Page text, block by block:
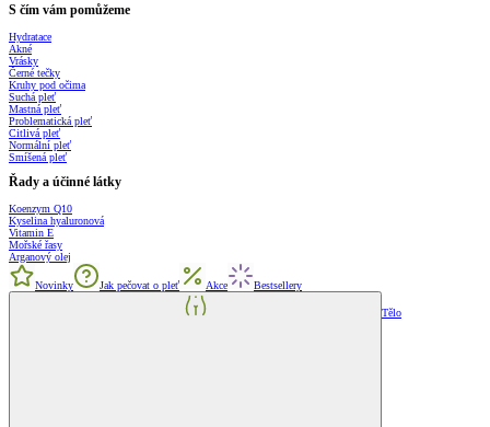
S čím vám pomůžeme
Hydratace
Akné
Vrásky
Černé tečky
Kruhy pod očima
Suchá pleť
Mastná pleť
Problematická pleť
Citlivá pleť
Normální pleť
Smíšená pleť
Řady a účinné látky
Koenzym Q10
Kyselina hyaluronová
Vitamin E
Mořské řasy
Arganový olej
Novinky Jak pečovat o pleť Akce Bestsellery
Tělo